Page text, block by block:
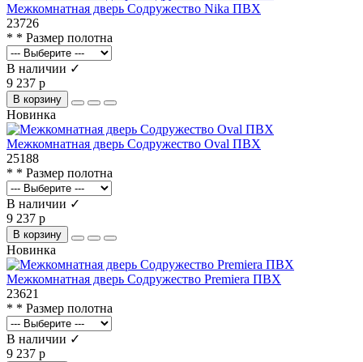
Межкомнатная дверь Содружество Nika ПВХ
23726
* * Размер полотна
В наличии ✓
9 237 р
В корзину
Новинка
Межкомнатная дверь Содружество Oval ПВХ
25188
* * Размер полотна
В наличии ✓
9 237 р
В корзину
Новинка
Межкомнатная дверь Содружество Premiera ПВХ
23621
* * Размер полотна
В наличии ✓
9 237 р